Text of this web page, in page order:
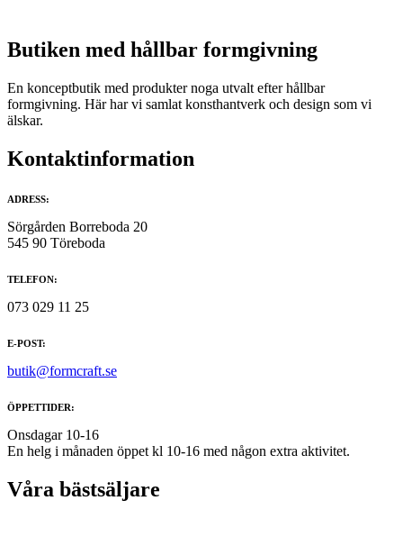
produktsidan
Butiken med hållbar formgivning
En konceptbutik med produkter noga utvalt efter hållbar
formgivning. Här har vi samlat konsthantverk och design som vi
älskar.
Kontaktinformation
ADRESS:
Sörgården Borreboda 20
545 90 Töreboda
TELEFON:
073 029 11 25
E-POST:
butik@formcraft.se
ÖPPETTIDER:
Onsdagar 10-16
En helg i månaden öppet kl 10-16 med någon extra aktivitet.
Våra bästsäljare